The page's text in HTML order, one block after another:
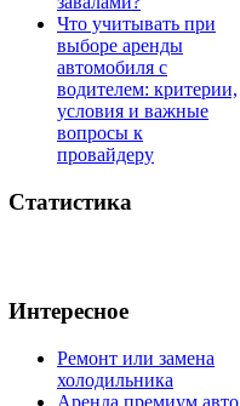
Что учитывать при
выборе аренды
автомобиля с
водителем: критерии,
условия и важные
вопросы к
провайдеру
Статистика
Интересное
Ремонт или замена
холодильника